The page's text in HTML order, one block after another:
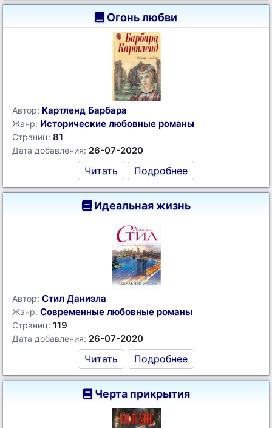
Огонь любви
Автор: Картленд Барбара
Жанр: Исторические любовные романы
Страниц: 81
Дата добавления: 26-07-2020
Читать Подробнее
Идеальная жизнь
Автор: Стил Даниэла
Жанр: Современные любовные романы
Страниц: 119
Дата добавления: 26-07-2020
Читать Подробнее
Черта прикрытия